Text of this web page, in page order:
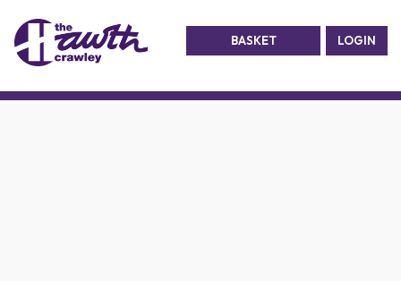
BASKET LOGIN